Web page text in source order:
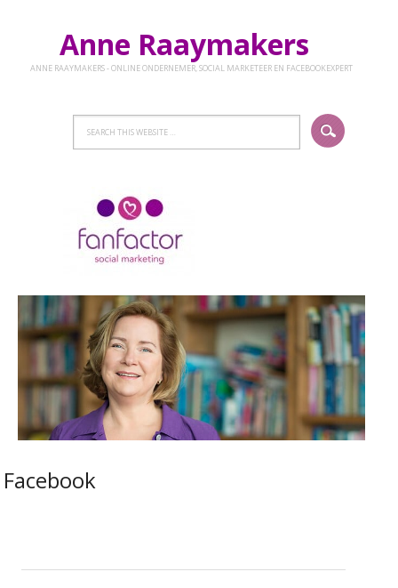
Anne Raaymakers
ANNE RAAYMAKERS - ONLINE ONDERNEMER, SOCIAL MARKETEER EN FACEBOOKEXPERT
Facebook